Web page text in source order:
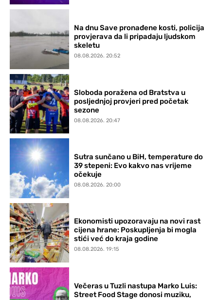
Na dnu Save pronađene kosti, policija
provjerava da li pripadaju ljudskom
skeletu
08.08.2026. 20:52
Sloboda poražena od Bratstva u
posljednjoj provjeri pred početak
sezone
08.08.2026. 20:47
Sutra sunčano u BiH, temperature do
39 stepeni: Evo kakvo nas vrijeme
očekuje
08.08.2026. 20:00
Ekonomisti upozoravaju na novi rast
cijena hrane: Poskupljenja bi mogla
stići već do kraja godine
08.08.2026. 19:15
Večeras u Tuzli nastupa Marko Luis:
Street Food Stage donosi muziku,